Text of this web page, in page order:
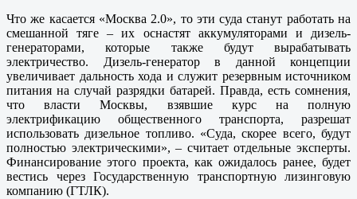
Что же касается «Москва 2.0», то эти суда станут работать на
смешанной тяге – их оснастят аккумуляторами и дизель-
генераторами, которые также будут вырабатывать
электричество. Дизель-генератор в данной концепции
увеличивает дальность хода и служит резервным источником
питания на случай разрядки батарей. Правда, есть сомнения,
что власти Москвы, взявшие курс на полную
электрификацию общественного транспорта, разрешат
использовать дизельное топливо. «Суда, скорее всего, будут
полностью электрическими», – считает отдельные эксперты.
Финансирование этого проекта, как ожидалось ранее, будет
вестись через Государственную транспортную лизинговую
компанию (ГТЛК).